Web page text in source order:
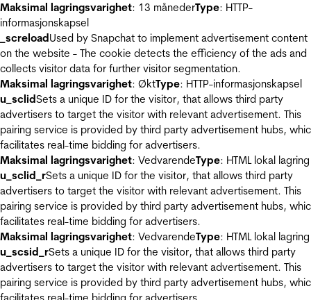
Maksimal lagringsvarighet: 13 månederType: HTTP-
informasjonskapsel
_screloadUsed by Snapchat to implement advertisement content
on the website - The cookie detects the efficiency of the ads and
collects visitor data for further visitor segmentation.
Maksimal lagringsvarighet: ØktType: HTTP-informasjonskapsel
u_sclidSets a unique ID for the visitor, that allows third party
advertisers to target the visitor with relevant advertisement. This
pairing service is provided by third party advertisement hubs,
facilitates real-time bidding for advertisers.
Maksimal lagringsvarighet: VedvarendeType: HTML lokal lagring
u_sclid_rSets a unique ID for the visitor, that allows third party
advertisers to target the visitor with relevant advertisement. This
pairing service is provided by third party advertisement hubs,
facilitates real-time bidding for advertisers.
Maksimal lagringsvarighet: VedvarendeType: HTML lokal lagring
u_scsid_rSets a unique ID for the visitor, that allows third party
advertisers to target the visitor with relevant advertisement. This
pairing service is provided by third party advertisement hubs,